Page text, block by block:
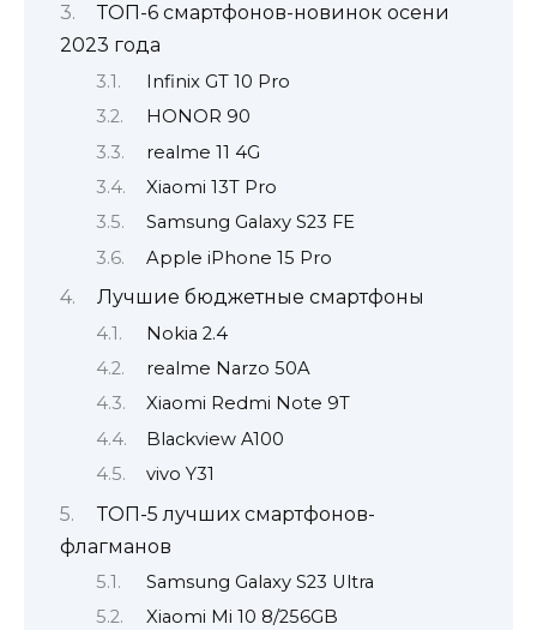
ТОП-6 смартфонов-новинок осени
2023 года
Infinix GT 10 Pro
HONOR 90
realme 11 4G
Xiaomi 13T Pro
Samsung Galaxy S23 FE
Apple iPhone 15 Pro
Лучшие бюджетные смартфоны
Nokia 2.4
realme Narzo 50A
Xiaomi Redmi Note 9T
Blackview A100
vivo Y31
ТОП-5 лучших смартфонов-
флагманов
Samsung Galaxy S23 Ultra
Xiaomi Mi 10 8/256GB